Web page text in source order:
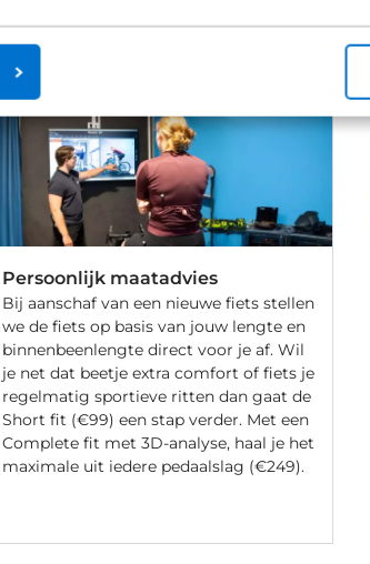
Persoonlijk maatadvies
Bij aanschaf van een nieuwe fiets stellen
we de fiets op basis van jouw lengte en
binnenbeenlengte direct voor je af. Wil
je net dat beetje extra comfort of fiets je
regelmatig sportieve ritten dan gaat de
Short fit (€99) een stap verder. Met een
Complete fit met 3D-analyse, haal je het
maximale uit iedere pedaalslag (€249).